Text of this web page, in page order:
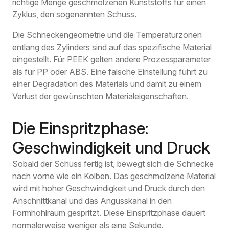
richtige Menge geschmolzenen Kunststoffs für einen
Zyklus, den sogenannten Schuss.
Die Schneckengeometrie und die Temperaturzonen
entlang des Zylinders sind auf das spezifische Material
eingestellt. Für PEEK gelten andere Prozessparameter
als für PP oder ABS. Eine falsche Einstellung führt zu
einer Degradation des Materials und damit zu einem
Verlust der gewünschten Materialeigenschaften.
Die Einspritzphase:
Geschwindigkeit und Druck
Sobald der Schuss fertig ist, bewegt sich die Schnecke
nach vorne wie ein Kolben. Das geschmolzene Material
wird mit hoher Geschwindigkeit und Druck durch den
Anschnittkanal und das Angusskanal in den
Formhohlraum gespritzt. Diese Einspritzphase dauert
normalerweise weniger als eine Sekunde.